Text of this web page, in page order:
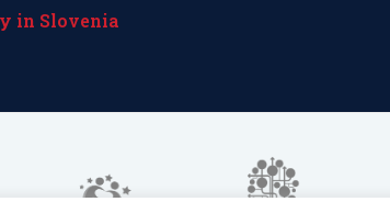
in Slovenia